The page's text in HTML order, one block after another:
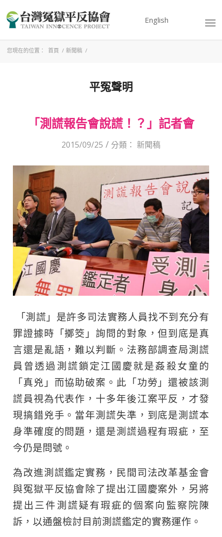
English
您現在的位置： 首頁 / 新聞稿 /
平冤聲明
「測謊報告會說謊！？」記者會
2015/09/25 / 分類： 新聞稿
「測謊」是許多司法實務人員找不到充分有
罪證據時「擲筊」詢問的對象，但到底是真
言還是亂語，難以判斷。法務部調查局測謊
員曾透過測謊鎖定江國慶就是姦殺女童的
「真兇」而協助破案。此「功勞」還被該測
謊員視為代表作，十多年後江案平反，才發
現搞錯兇手。當年測謊失準，到底是測謊本
身準確度的問題，還是測謊過程有瑕疵，至
今仍是問號。
為改進測謊鑑定實務，民間司法改革基金會
與冤獄平反協會除了提出江國慶案外，另將
提出三件測謊疑有瑕疵的個案向監察院陳
訴，以通盤檢討目前測謊鑑定的實務運作。